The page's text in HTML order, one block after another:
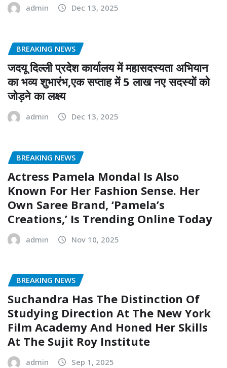
admin Dec 13, 2025
BREAKING NEWS
जदयू दिल्ली प्रदेश कार्यालय में महासदस्यता अभियान
का भव्य शुभारंभ,एक सप्ताह में 5 लाख नए सदस्यों को
जोड़ने का लक्ष्य
admin Dec 13, 2025
BREAKING NEWS
Actress Pamela Mondal Is Also
Known For Her Fashion Sense. Her
Own Saree Brand, ‘Pamela’s
Creations,’ Is Trending Online Today
admin Nov 10, 2025
BREAKING NEWS
Suchandra Has The Distinction Of
Studying Direction At The New York
Film Academy And Honed Her Skills
At The Sujit Roy Institute
admin Sep 1, 2025